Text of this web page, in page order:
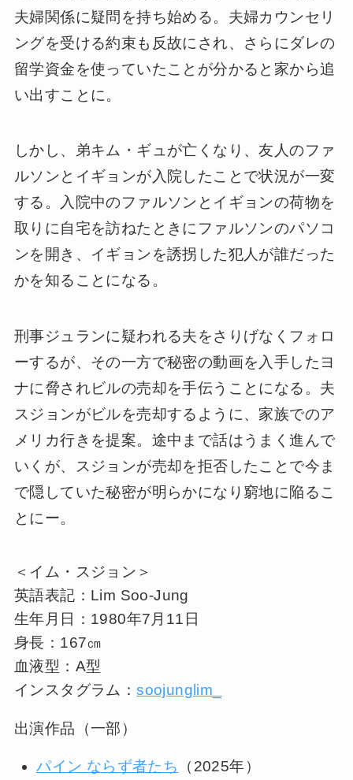
夫婦関係に疑問を持ち始める。夫婦カウンセリ
ングを受ける約束も反故にされ、さらにダレの
留学資金を使っていたことが分かると家から追
い出すことに。
しかし、弟キム・ギュが亡くなり、友人のファ
ルソンとイギョンが入院したことで状況が一変
する。入院中のファルソンとイギョンの荷物を
取りに自宅を訪ねたときにファルソンのパソコ
ンを開き、イギョンを誘拐した犯人が誰だった
かを知ることになる。
刑事ジュランに疑われる夫をさりげなくフォロ
ーするが、その一方で秘密の動画を入手したヨ
ナに脅されビルの売却を手伝うことになる。夫
スジョンがビルを売却するように、家族でのア
メリカ行きを提案。途中まで話はうまく進んで
いくが、スジョンが売却を拒否したことで今ま
で隠していた秘密が明らかになり窮地に陥るこ
とにー。
＜イム・スジョン＞
英語表記：Lim Soo-Jung
生年月日：1980年7月11日
身長：167㎝
血液型：A型
インスタグラム：soojunglim_
出演作品（一部）
パイン ならず者たち
（2025年）